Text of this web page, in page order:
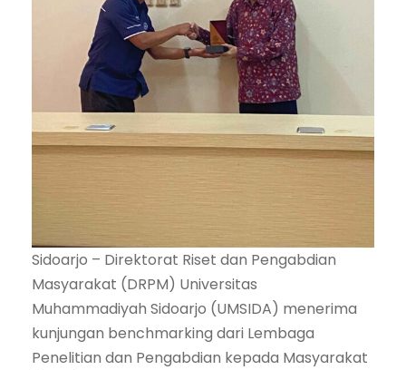
Sidoarjo – Direktorat Riset dan Pengabdian
Masyarakat (DRPM) Universitas
Muhammadiyah Sidoarjo (UMSIDA) menerima
kunjungan benchmarking dari Lembaga
Penelitian dan Pengabdian kepada Masyarakat